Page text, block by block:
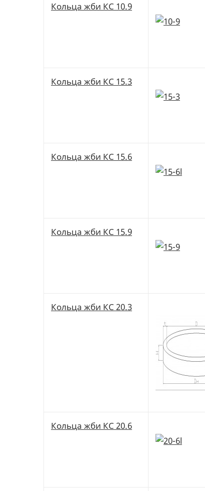
Кольца жби КС 10.9
Кольца жби КС 15.3
Кольца жби КС 15.6
Кольца жби КС 15.9
Кольца жби КС 20.3
Кольца жби КС 20.6